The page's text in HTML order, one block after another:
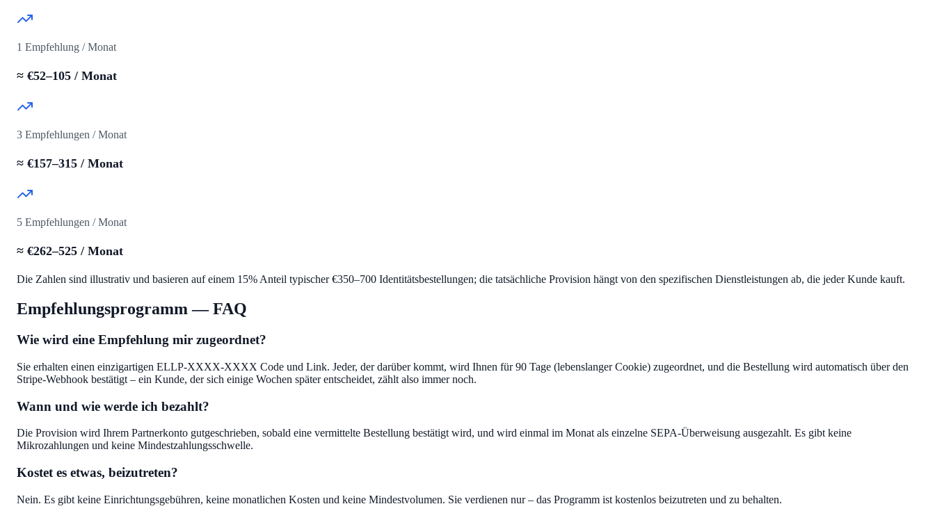
1 Empfehlung / Monat
≈ €52–105 / Monat
3 Empfehlungen / Monat
≈ €157–315 / Monat
5 Empfehlungen / Monat
≈ €262–525 / Monat
Die Zahlen sind illustrativ und basieren auf einem 15% Anteil typischer €350–700 Identitätsbestellungen; die tatsächliche Provision hängt von den spezifischen Dienstleistungen ab, die jeder Kunde kauft.
Empfehlungsprogramm — FAQ
Wie wird eine Empfehlung mir zugeordnet?
Sie erhalten einen einzigartigen ELLP-XXXX-XXXX Code und Link. Jeder, der darüber kommt, wird Ihnen für 90 Tage (lebenslanger Cookie) zugeordnet, und die Bestellung wird automatisch über den
Stripe-Webhook bestätigt – ein Kunde, der sich einige Wochen später entscheidet, zählt also immer noch.
Wann und wie werde ich bezahlt?
Die Provision wird Ihrem Partnerkonto gutgeschrieben, sobald eine vermittelte Bestellung bestätigt wird, und wird einmal im Monat als einzelne SEPA-Überweisung ausgezahlt. Es gibt keine
Mikrozahlungen und keine Mindestzahlungsschwelle.
Kostet es etwas, beizutreten?
Nein. Es gibt keine Einrichtungsgebühren, keine monatlichen Kosten und keine Mindestvolumen. Sie verdienen nur – das Programm ist kostenlos beizutreten und zu behalten.